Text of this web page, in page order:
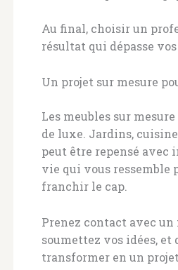
Au final, choisir un
résultat qui dépasse
Un projet sur mesure
Les meubles sur
de luxe. Jardins,
peut être repensé avec
vie qui vous ressemble
franchir le cap.
Prenez contact avec
soumettez vos idées,
transformer en un